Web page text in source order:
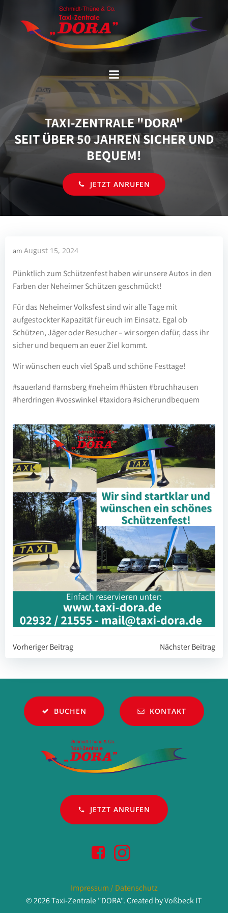
springen
TAXI-ZENTRALE "DORA"
SEIT ÜBER 50 JAHREN SICHER UND
BEQUEM!
JETZT ANRUFEN
am August 15, 2024
Pünktlich zum Schützenfest haben wir unsere Autos in den
Farben der Neheimer Schützen geschmückt!
Für das Neheimer Volksfest sind wir alle Tage mit
aufgestockter Kapazität für euch im Einsatz. Egal ob
Schützen, Jäger oder Besucher – wir sorgen dafür, dass ihr
sicher und bequem an euer Ziel kommt.
Wir wünschen euch viel Spaß und schöne Festtage!
#sauerland #arnsberg #neheim #hüsten #bruchhausen
#herdringen #vosswinkel #taxidora #sicherundbequem
Beitragsnavigation
Vorheriger Beitrag Nächster Beitrag
BUCHEN KONTAKT
JETZT ANRUFEN
Impressum / Datenschutz
© 2026 Taxi-Zentrale "DORA". Created by Voßbeck IT